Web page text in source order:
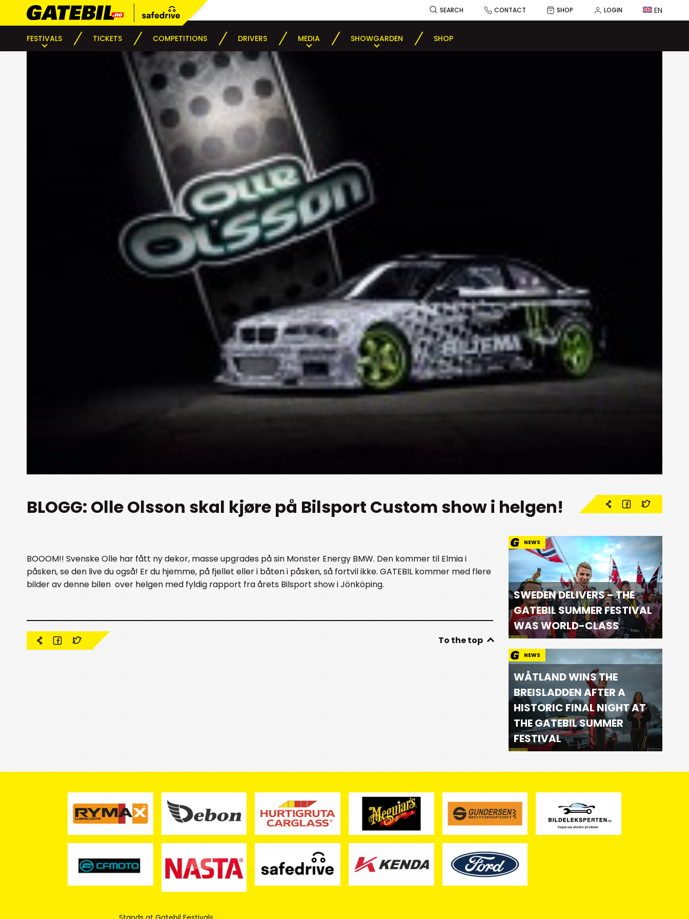
FESTIVALS TICKETS COMPETITIONS DRIVERS MEDIA SHOWGARDEN SHOP
SEARCH CONTACT SHOP LOGIN EN
BLOGG: Olle Olsson skal kjøre på Bilsport Custom show i helgen!
BOOOM!! Svenske Olle har fått ny dekor, masse upgrades på sin Monster Energy BMW. Den kommer til Elmia i
påsken, se den live du også! Er du hjemme, på fjellet eller i båten i påsken, så fortvil ikke. GATEBIL kommer med flere
bilder av denne bilen over helgen med fyldig rapport fra årets Bilsport show i Jönköping.
To the top
NEWS
SWEDEN DELIVERS – THE
GATEBIL SUMMER FESTIVAL
WAS WORLD-CLASS
NEWS
WÅTLAND WINS THE
BREISLADDEN AFTER A
HISTORIC FINAL NIGHT AT
THE GATEBIL SUMMER
FESTIVAL